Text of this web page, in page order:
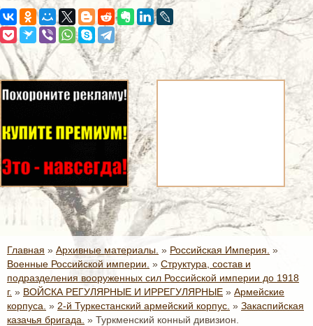
Главная » Архивные материалы. » Российская Империя. »
Военные Российской империи. » Структура, состав и
подразделения вооруженных сил Российской империи до 1918
г. » ВОЙСКА РЕГУЛЯРНЫЕ И ИРРЕГУЛЯРНЫЕ » Армейские
корпуса. » 2-й Туркестанский армейский корпус. » Закаспийская
казачья бригада. » Туркменский конный дивизион.